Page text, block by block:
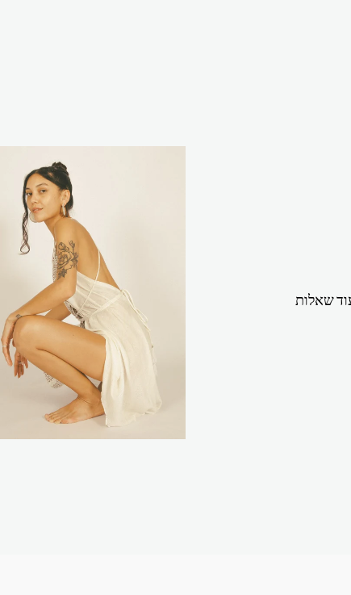
שאלות